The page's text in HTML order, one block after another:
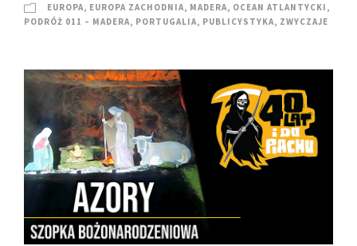
EUROPA, EUROPA ZACHODNIA, MADERA, OCEAN ATLANTYCKI ,
PODRÓŻ 011 – MADERA, PORTUGALIA, PUBLICYSTYKA, ZWYCZAJE